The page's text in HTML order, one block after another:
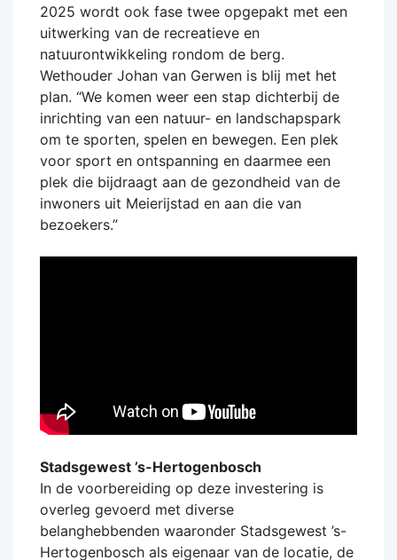
2025 wordt ook fase twee opgepakt met een
uitwerking van de recreatieve en
natuurontwikkeling rondom de berg.
Wethouder Johan van Gerwen is blij met het
plan. “We komen weer een stap dichterbij de
inrichting van een natuur- en landschapspark
om te sporten, spelen en bewegen. Een plek
voor sport en ontspanning en daarmee een
plek die bijdraagt aan de gezondheid van de
inwoners uit Meierijstad en aan die van
bezoekers.”
Stadsgewest ’s-Hertogenbosch
In de voorbereiding op deze investering is
overleg gevoerd met diverse
belanghebbenden waaronder Stadsgewest ’s-
Hertogenbosch als eigenaar van de locatie, de